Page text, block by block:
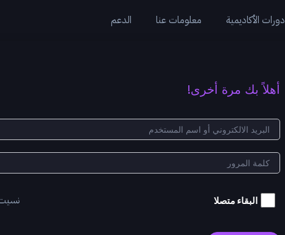
دورات الأكاديمية معلومات عنا الدعم
أهلاً بك مرة أخرى!
البقاء متصلا